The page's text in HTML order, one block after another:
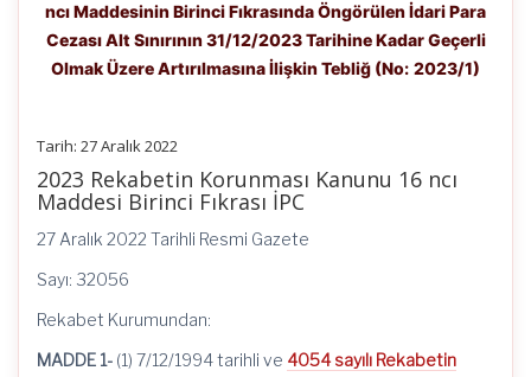
ncı Maddesinin Birinci Fıkrasında Öngörülen İdari Para
Cezası Alt Sınırının 31/12/2023 Tarihine Kadar Geçerli
Olmak Üzere Artırılmasına İlişkin Tebliğ (No: 2023/1)
Tarih: 27 Aralık 2022
2023 Rekabetin Korunması Kanunu 16 ncı
Maddesi Birinci Fıkrası İPC
27 Aralık 2022 Tarihli Resmi Gazete
Sayı: 32056
Rekabet Kurumundan:
MADDE 1- (1) 7/12/1994tarihli ve 4054 sayılı Rekabetin